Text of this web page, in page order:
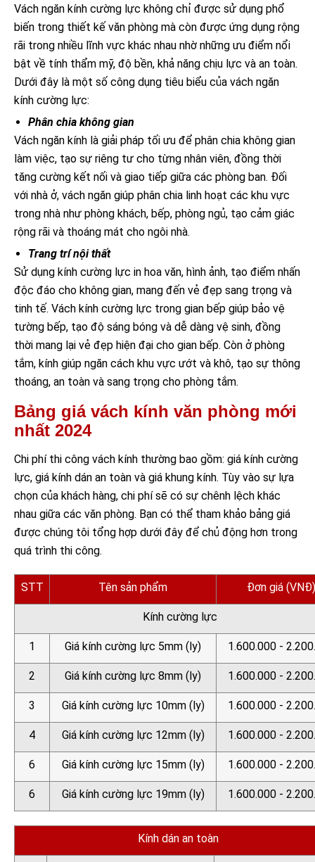
Vách ngăn kính cường lực không chỉ được sử dụng phổ
biến trong thiết kế văn phòng mà còn được ứng dụng rộng
rãi trong nhiều lĩnh vực khác nhau nhờ những ưu điểm nổi
bật về tính thẩm mỹ, độ bền, khả năng chịu lực và an toàn.
Dưới đây là một số công dụng tiêu biểu của vách ngăn
kính cường lực:
Phân chia không gian
Vách ngăn kính là giải pháp tối ưu để phân chia không gian
làm việc, tạo sự riêng tư cho từng nhân viên, đồng thời
tăng cường kết nối và giao tiếp giữa các phòng ban. Đối
với nhà ở, vách ngăn giúp phân chia linh hoạt các khu vực
trong nhà như phòng khách, bếp, phòng ngủ, tạo cảm giác
rộng rãi và thoáng mát cho ngôi nhà.
Trang trí nội thất
Sử dụng kính cường lực in hoa văn, hình ảnh, tạo điểm nhấn
độc đáo cho không gian, mang đến vẻ đẹp sang trọng và
tinh tế. Vách kính cường lực trong gian bếp giúp bảo vệ
tường bếp, tạo độ sáng bóng và dễ dàng vệ sinh, đồng
thời mang lại vẻ đẹp hiện đại cho gian bếp. Còn ở phòng
tắm, kính giúp ngăn cách khu vực ướt và khô, tạo sự thông
thoáng, an toàn và sang trọng cho phòng tắm.
Bảng giá vách kính văn phòng mới
nhất 2024
Chi phí thi công vách kính thường bao gồm: giá kính cường
lực, giá kính dán an toàn và giá khung kính. Tùy vào sự lựa
chọn của khách hàng, chi phí sẽ có sự chênh lệch khác
nhau giữa các văn phòng. Bạn có thể tham khảo bảng giá
được chúng tôi tổng hợp dưới đây để chủ động hơn trong
quá trình thi công.
STT Tên sản phẩm Đơn giá (VNĐ)
Kính cường lực
1 Giá kính cường lực 5mm (ly) 1.600.000 -
2 Giá kính cường lực 8mm (ly) 1.600.000 -
3 Giá kính cường lực 10mm (ly) 1.600.000 -
4 Giá kính cường lực 12mm (ly) 1.600.000 -
6 Giá kính cường lực 15mm (ly) 1.600.000 -
6 Giá kính cường lực 19mm (ly) 1.600.000 -
Kính dán an toàn